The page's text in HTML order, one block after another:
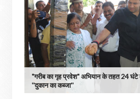
"गरीब का गृह प्रवेश" अभियान के तहत 24 घंटे में
''दुकान का कब्जा''